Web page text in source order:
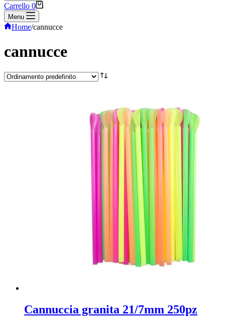
Carrello 0
Menu
Home/cannucce
cannucce
Cannuccia granita 21/7mm 250pz